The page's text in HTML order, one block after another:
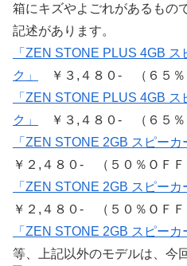
箱にキズやよごれがあるもの
記述があります。
「ZEN STONE PLUS 4GB
ク」
￥３,４８０- （６５％
「ZEN STONE PLUS 4GB
ク」
￥３,４８０- （６５％
「ZEN STONE 2GB スピーカ
￥２,４８０- （５０％ＯＦ
「ZEN STONE 2GB スピーカ
￥２,４８０- （５０％ＯＦ
「ZEN STONE 2GB スピーカ
等、上記以外のモデルは、今